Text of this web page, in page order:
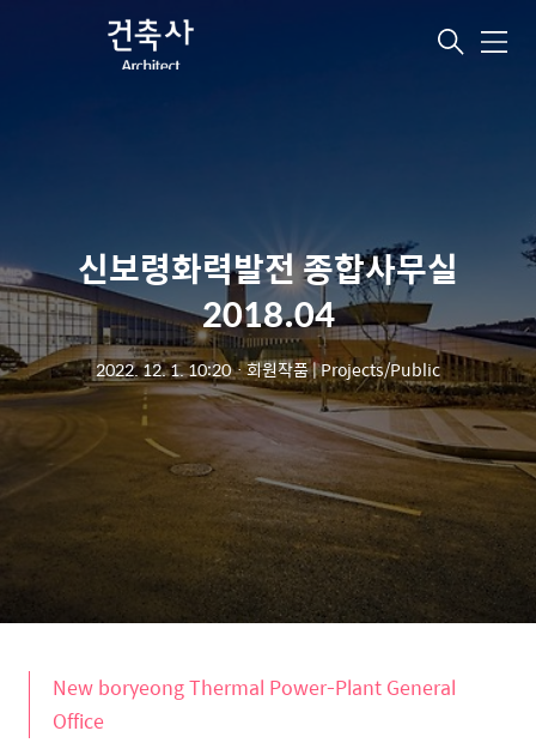
메
신보령화력발전 종합사무실
2018.04
2022. 12. 1. 10:20ㆍ회원작품 | Projects/Public
New boryeong Thermal Power-Plant General
Office